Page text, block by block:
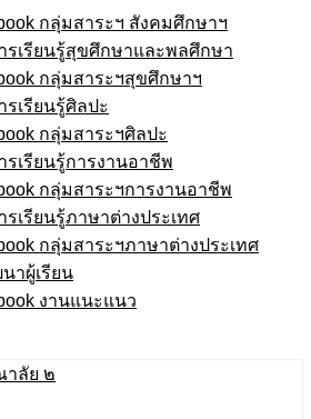
กลุ่มสาระฯ สังคมศึกษาฯ
รเรียนรู้สุขศึกษาและพลศึกษา
กลุ่มสาระฯสุขศึกษาฯ
เรียนรู้ศิลปะ
กลุ่มสาระฯศิลปะ
รเรียนรู้การงานอาชีพ
กลุ่มสาระฯการงานอาชีพ
เรียนรู้ภาษาต่างประเทศ
กลุ่มสาระฯภาษาต่างประเทศ
าผู้เรียน
งานแนะแนว